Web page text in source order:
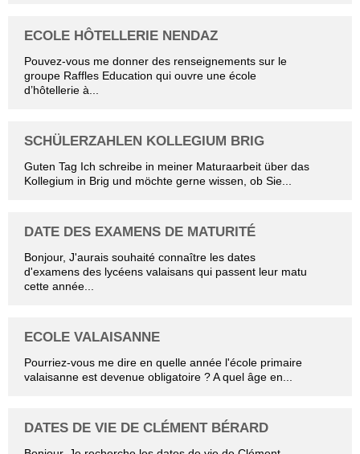
ECOLE HÔTELLERIE NENDAZ
Pouvez-vous me donner des renseignements sur le
groupe Raffles Education qui ouvre une école
d’hôtellerie à...
SCHÜLERZAHLEN KOLLEGIUM BRIG
Guten Tag Ich schreibe in meiner Maturaarbeit über das
Kollegium in Brig und möchte gerne wissen, ob Sie...
DATE DES EXAMENS DE MATURITÉ
Bonjour, J'aurais souhaité connaître les dates
d'examens des lycéens valaisans qui passent leur matu
cette année...
ECOLE VALAISANNE
Pourriez-vous me dire en quelle année l'école primaire
valaisanne est devenue obligatoire ? A quel âge en...
DATES DE VIE DE CLÉMENT BÉRARD